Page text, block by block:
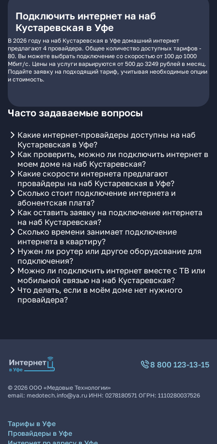
Подключить интернет на наб
Кустаревская в Уфе
В 2026 году на наб Кустаревская в Уфе домашний интернет
предлагают 4 провайдера. Общее количество доступных тарифов -
80. Вы можете выбрать подключение со скоростью от 100 до 1000
Мбит/с. Цены на услуги варьируются от 500 до 3249 рублей в месяц.
Подайте заявку на подходящий тариф, учитывая необходимые опции
и стоимость.
Часто задаваемые вопросы
Какие интернет-провайдеры доступны на наб
Кустаревская в Уфе?
Как проверить, можно ли подключить интернет в
моем доме на наб Кустаревская?
Какие скорости интернета предлагают
провайдеры на наб Кустаревская в Уфе?
Сколько стоит подключение интернета и
абонентская плата?
Как оставить заявку на подключение интернета
на наб Кустаревская?
Сколько времени занимает подключение
интернета в квартиру?
Нужен ли роутер или другое оборудование для
подключения?
Можно ли подключить интернет вместе с ТВ или
мобильной связью на наб Кустаревская?
Что делать, если в моём доме нет нужного
провайдера?
8 800 123-13-15
© 2026 ООО «Медовые Технологии»
email: medotech.info@ya.ru ИНН: 0278180571 ОГРН: 1110280037526
Тарифы в Уфе
Провайдеры в Уфе